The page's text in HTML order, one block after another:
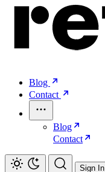
Blog
Contact
Blog
Contact
Sign In